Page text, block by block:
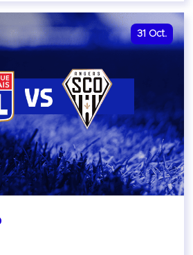
31 Oct.